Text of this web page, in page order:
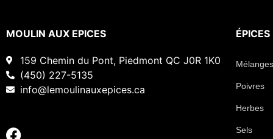
MOULIN AUX EPICES
159 Chemin du Pont, Piedmont QC J0R 1K0
(450) 227-5135
info@lemoulinauxepices.ca
ÉPICES
Poivres
Herbes
Sels